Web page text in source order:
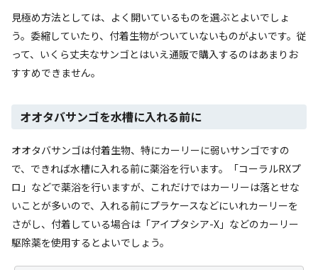
見極め方法としては、よく開いているものを選ぶとよいでしょ
う。委縮していたり、付着生物がついていないものがよいです。従
って、いくら丈夫なサンゴとはいえ通販で購入するのはあまりお
すすめできません。
オオタバサンゴを水槽に入れる前に
オオタバサンゴは付着生物、特にカーリーに弱いサンゴですの
で、できれば水槽に入れる前に薬浴を行います。「コーラルRXプ
ロ」などで薬浴を行いますが、これだけではカーリーは落とせな
いことが多いので、入れる前にプラケースなどにいれカーリーを
さがし、付着している場合は「アイプタシア-X」などのカーリー
駆除薬を使用するとよいでしょう。